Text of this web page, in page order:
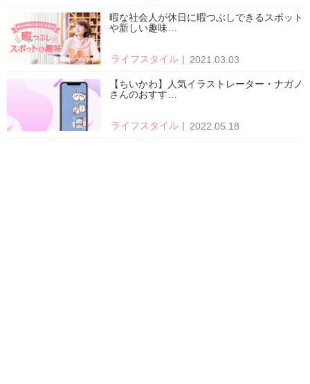
暇な社会人が休日に暇つぶしできるスポット
や新しい趣味…
ライフスタイル 2021.03.03
【ちいかわ】人気イラストレーター・ナガノ
さんのおすす…
ライフスタイル 2022.05.18